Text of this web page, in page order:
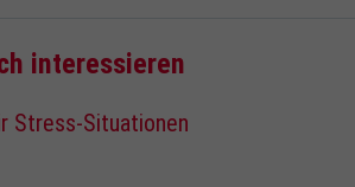
interessieren
Stress-Situationen